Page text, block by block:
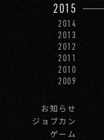
2015
2014
2013
2012
2011
2010
2009
お知らせ
ジョブカン
ゲーム